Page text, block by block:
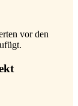
vor den